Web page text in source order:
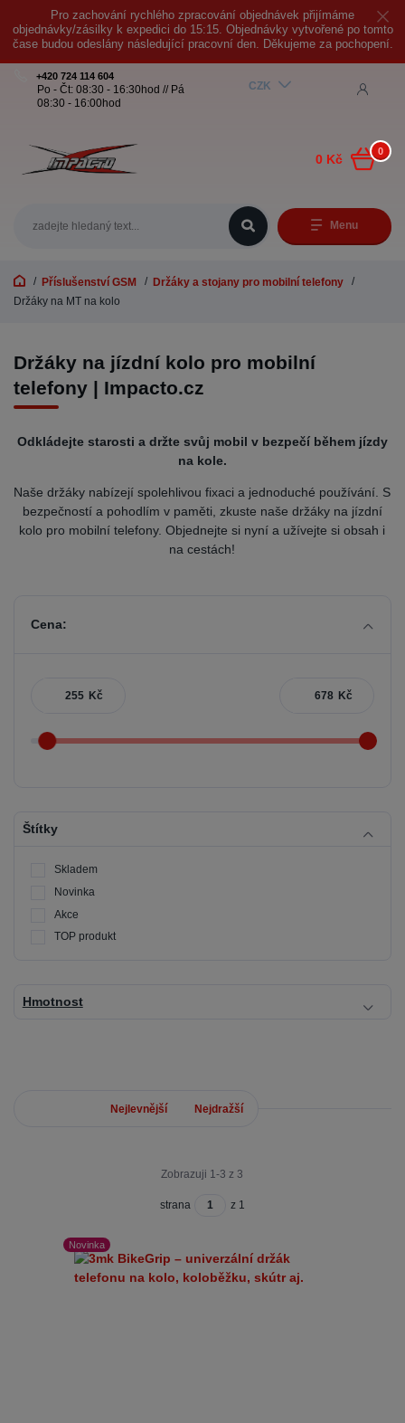
Pro zachování rychlého zpracování objednávek přijímáme
objednávky/zásilky k expedici do 15:15. Objednávky vytvořené po tomto
čase budou odeslány následující pracovní den. Děkujeme za pochopení.
Menu
CZK
+420 724 114 604
Po - Čt: 08:30 - 16:30hod // Pá
08:30 - 16:00hod
0
0 Kč
Příslušenství GSM
Držáky a stojany pro mobilní telefony
Držáky na MT na kolo
Držáky na jízdní kolo pro mobilní
telefony | Impacto.cz
Odkládejte starosti a držte svůj mobil v bezpečí během jízdy
na kole.
Naše držáky nabízejí spolehlivou fixaci a jednoduché používání. S
bezpečností a pohodlím v paměti, zkuste naše držáky na jízdní
kolo pro mobilní telefony. Objednejte si nyní a užívejte si obsah i
na cestách!
Cena:
Kč Kč
Štítky
Skladem
Novinka
Akce
TOP produkt
Hmotnost
Nejlevnější Nejdražší
Zobrazuji 1-3 z 3
strana z 1
Novinka